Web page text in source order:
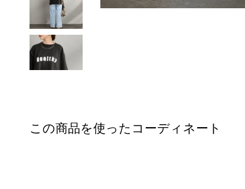
この商品を使ったコーディネート